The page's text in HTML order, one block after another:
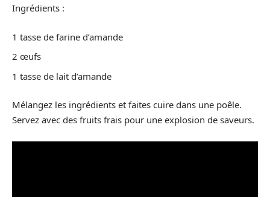
Ingrédients :
1 tasse de farine d’amande
2 œufs
1 tasse de lait d’amande
Mélangez les ingrédients et faites cuire dans une poêle.
Servez avec des fruits frais pour une explosion de saveurs.